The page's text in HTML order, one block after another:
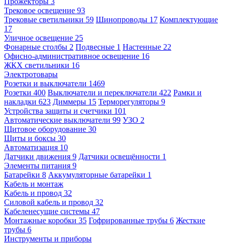
Трековое освещение 93
Трековые светильники 59 Шинопроводы 17 Комплектующие
17
Уличное освещение 25
Фонарные столбы 2 Подвесные 1 Настенные 22
Офисно-административное освещение 16
ЖКХ светильники 16
Электротовары
Розетки и выключатели 1469
Розетки 400 Выключатели и переключатели 422 Рамки и
накладки 623 Диммеры 15 Терморегуляторы 9
Устройства защиты и счетчики 101
Автоматические выключатели 99 УЗО 2
Щитовое оборудование 30
Щиты и боксы 30
Автоматизация 10
Датчики движения 9 Датчики освещённости 1
Элементы питания 9
Батарейки 8 Аккумуляторные батарейки 1
Кабель и монтаж
Кабель и провод 32
Силовой кабель и провод 32
Кабеленесущие системы 47
Монтажные коробки 35 Гофрированные трубы 6 Жесткие
трубы 6
Инструменты и приборы